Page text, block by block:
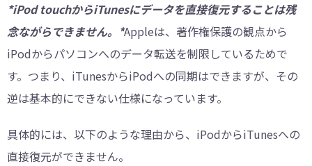
*iPod touchからiTunesにデータを直接復元することは残
念ながらできません。*Appleは、著作権保護の観点から
iPodからパソコンへのデータ転送を制限しているためで
す。つまり、iTunesからiPodへの同期はできますが、その
逆は基本的にできない仕様になっています。
具体的には、以下のような理由から、iPodからiTunesへの
直接復元ができません。